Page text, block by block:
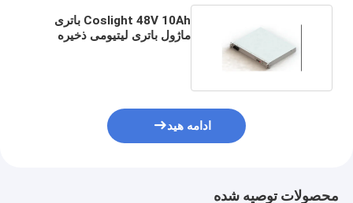
Coslight 48V 10Ah باتری
ماژول باتری لیتیومی ذخیره
ادامه هید
محصولات توصیه شده